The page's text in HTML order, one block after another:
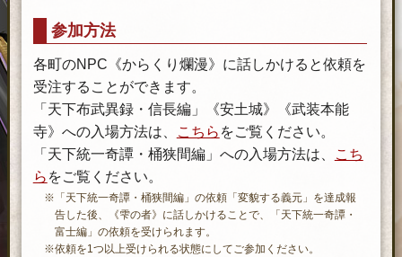
参加方法
各町のNPC《からくり爛漫》に話しかけると依頼を
受注することができます。
「天下布武異録・信長編」《安土城》《武装本能
寺》への入場方法は、
こちら をご覧ください。
「天下統一奇譚・桶狭間編」への入場方法は、
こち
ら をご覧ください。
※「天下統一奇譚・桶狭間編」の依頼「変貌する義元」を達成報
告した後、《雫の者》に話しかけることで、「天下統一奇譚・
富士編」の依頼を受けられます。
※依頼を1つ以上受けられる状態にしてご参加ください。